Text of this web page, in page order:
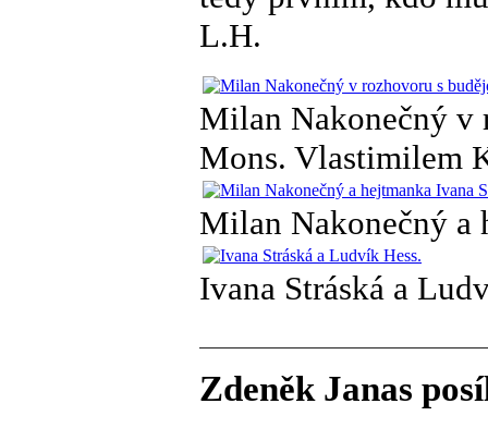
L.H.
Milan Nakonečný v
Mons. Vlastimilem
Milan Nakonečný a
Ivana Stráská a
Zdeněk Janas